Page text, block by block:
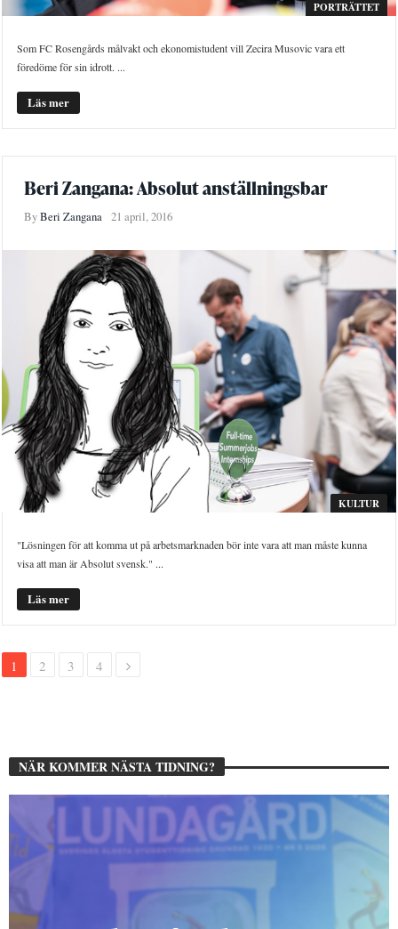
PORTRÄTTET
Som FC Rosengårds målvakt och ekonomistudent vill Zecira Musovic vara ett
föredöme för sin idrott. ...
Läs mer
Beri Zangana: Absolut anställningsbar
ByBeri Zangana 21 april, 2016
KULTUR
"Lösningen för att komma ut på arbetsmarknaden bör inte vara att man måste kunna
visa att man är Absolut svensk." ...
Läs mer
1 2 3 4
NÄR KOMMER NÄSTA TIDNING?